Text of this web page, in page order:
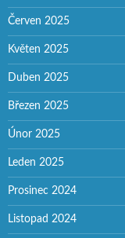
Červen 2025
Květen 2025
Duben 2025
Březen 2025
Únor 2025
Leden 2025
Prosinec 2024
Listopad 2024